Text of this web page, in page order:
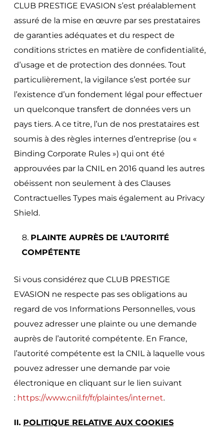
CLUB PRESTIGE EVASION s’est préalablement
assuré de la mise en œuvre par ses prestataires
de garanties adéquates et du respect de
conditions strictes en matière de confidentialité,
d’usage et de protection des données. Tout
particulièrement, la vigilance s’est portée sur
l’existence d’un fondement légal pour effectuer
un quelconque transfert de données vers un
pays tiers. A ce titre, l’un de nos prestataires est
soumis à des règles internes d’entreprise (ou «
Binding Corporate Rules ») qui ont été
approuvées par la CNIL en 2016 quand les autres
obéissent non seulement à des Clauses
Contractuelles Types mais également au Privacy
Shield.
PLAINTE AUPRÈS DE L’AUTORITÉ
COMPÉTENTE
Si vous considérez que CLUB PRESTIGE
EVASION ne respecte pas ses obligations au
regard de vos Informations Personnelles, vous
pouvez adresser une plainte ou une demande
auprès de l’autorité compétente. En France,
l’autorité compétente est la CNIL à laquelle vous
pouvez adresser une demande par voie
électronique en cliquant sur le lien suivant
: https://www.cnil.fr/fr/plaintes/internet.
II. POLITIQUE RELATIVE AUX COOKIES